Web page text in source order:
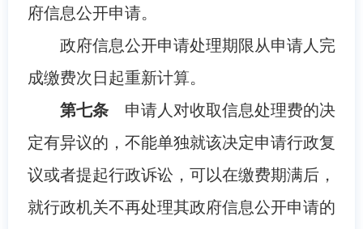
府信息公开申请。
政府信息公开申请处理期限从申请人完
成缴费次日起重新计算。
第七条申请人对收取信息处理费的决
定有异议的，不能单独就该决定申请行政复
议或者提起行政诉讼，可以在缴费期满后，
就行政机关不再处理其政府信息公开申请的